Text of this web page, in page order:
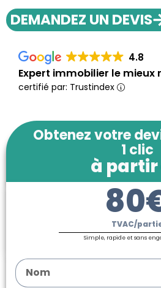
DEMANDEZ UN DEVIS
4.8
Expert immobilier le mieux
certifié par: Trustindex
Obtenez votre
1 clic
à partir
TVAC/
Simple, rapide et sans